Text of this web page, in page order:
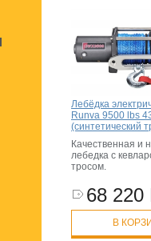
Лебёдка
Runva 9500 lbs
(синтетический
Качественная и
лебедка с
тросом.
68 220
В